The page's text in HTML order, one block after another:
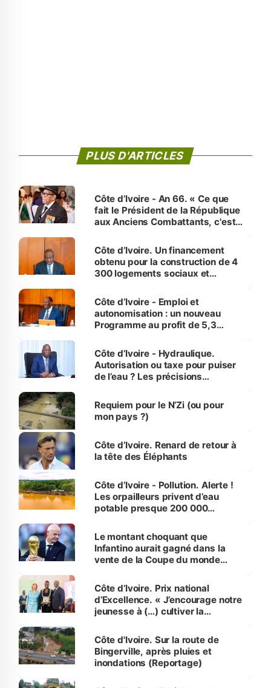
PLUS D'ARTICLES
Côte d’Ivoire - An 66. « Ce que
fait le Président de la République
aux Anciens Combattants, c'est
Côte d’Ivoire. Un financement
obtenu pour la construction de 4
300 logements sociaux et
et Yamoussoukro
Côte d’Ivoire - Emploi et
autonomisation : un nouveau
Programme au profit de 5,3
Côte d’Ivoire - Hydraulique.
Autorisation ou taxe pour puiser
de l’eau ? Les précisions
Requiem pour le N’Zi (ou pour
mon pays ?)
Côte d’Ivoire. Renard de retour à
la tête des Éléphants
Côte d’Ivoire - Pollution. Alerte !
Les orpailleurs privent d’eau
potable presque 200 000
Le montant choquant que
Infantino aurait gagné dans la
vente de la Coupe du monde
Côte d’Ivoire. Prix national
d’Excellence. « J’encourage notre
jeunesse à (…) cultiver la
(Alassane Ouattara
Côte d'Ivoire. Sur la route de
Bingerville, après pluies et
inondations (Reportage)